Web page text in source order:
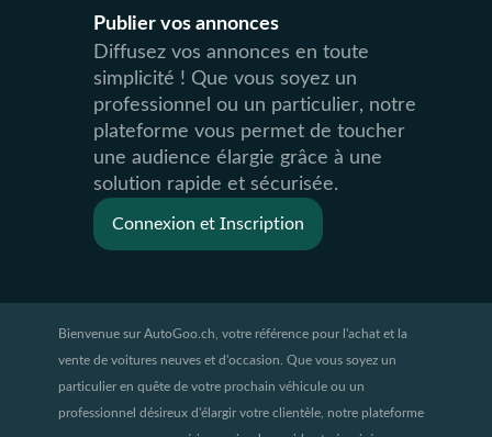
Publier vos annonces
Diffusez vos annonces en toute
simplicité ! Que vous soyez un
professionnel ou un particulier, notre
plateforme vous permet de toucher
une audience élargie grâce à une
solution rapide et sécurisée.
Connexion et Inscription
Bienvenue sur AutoGoo.ch, votre référence pour l'achat et la
vente de voitures neuves et d'occasion. Que vous soyez un
particulier en quête de votre prochain véhicule ou un
professionnel désireux d'élargir votre clientèle, notre plateforme